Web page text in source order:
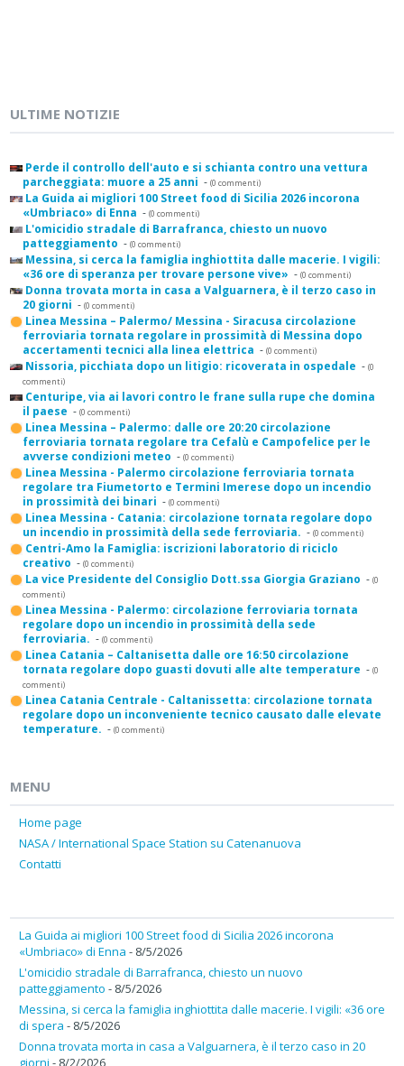
ULTIME NOTIZIE
Perde il controllo dell'auto e si schianta contro una vettura
parcheggiata: muore a 25 anni - (0 commenti)
La Guida ai migliori 100 Street food di Sicilia 2026 incorona
«Umbriaco» di Enna - (0 commenti)
L'omicidio stradale di Barrafranca, chiesto un nuovo
patteggiamento - (0 commenti)
Messina, si cerca la famiglia inghiottita dalle macerie. I vigili:
«36 ore di speranza per trovare persone vive» - (0 commenti)
Donna trovata morta in casa a Valguarnera, è il terzo caso in
20 giorni - (0 commenti)
Linea Messina – Palermo/ Messina - Siracusa circolazione
ferroviaria tornata regolare in prossimità di Messina dopo
accertamenti tecnici alla linea elettrica - (0 commenti)
Nissoria, picchiata dopo un litigio: ricoverata in ospedale - (0
commenti)
Centuripe, via ai lavori contro le frane sulla rupe che domina
il paese - (0 commenti)
Linea Messina – Palermo: dalle ore 20:20 circolazione
ferroviaria tornata regolare tra Cefalù e Campofelice per le
avverse condizioni meteo - (0 commenti)
Linea Messina - Palermo circolazione ferroviaria tornata
regolare tra Fiumetorto e Termini Imerese dopo un incendio
in prossimità dei binari - (0 commenti)
Linea Messina - Catania: circolazione tornata regolare dopo
un incendio in prossimità della sede ferroviaria. - (0 commenti)
Centri-Amo la Famiglia: iscrizioni laboratorio di riciclo
creativo - (0 commenti)
La vice Presidente del Consiglio Dott.ssa Giorgia Graziano - (0
commenti)
Linea Messina - Palermo: circolazione ferroviaria tornata
regolare dopo un incendio in prossimità della sede
ferroviaria. - (0 commenti)
Linea Catania – Caltanisetta dalle ore 16:50 circolazione
tornata regolare dopo guasti dovuti alle alte temperature - (0
commenti)
Linea Catania Centrale - Caltanissetta: circolazione tornata
regolare dopo un inconveniente tecnico causato dalle elevate
temperature. - (0 commenti)
MENU
Home page
NASA / International Space Station su Catenanuova
Contatti
La Guida ai migliori 100 Street food di Sicilia 2026 incorona
«Umbriaco» di Enna - 8/5/2026
L'omicidio stradale di Barrafranca, chiesto un nuovo
patteggiamento - 8/5/2026
Messina, si cerca la famiglia inghiottita dalle macerie. I vigili: «36 ore
di spera - 8/5/2026
Donna trovata morta in casa a Valguarnera, è il terzo caso in 20
giorni - 8/2/2026